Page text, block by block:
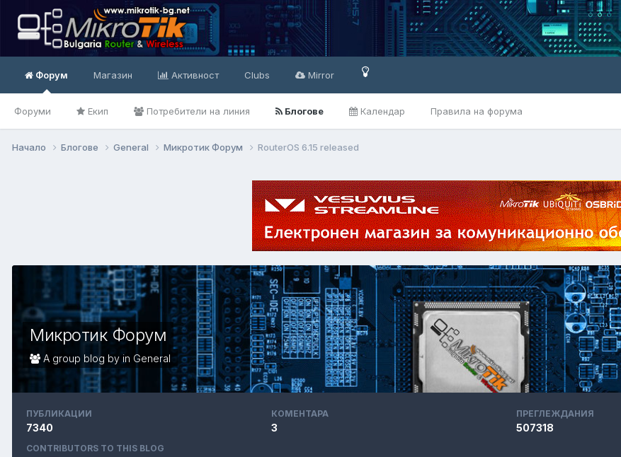
Форум
Форуми Екип Потребители на линия Блогове Календар Правила на форума
Магазин Активност Clubs Mirror
Начало Блогове General Микротик Форум RouterOS 6.15 released
Микротик Форум
A group blog by in General
ПУБЛИКАЦИИ
7340
КОМЕНТАРА
3
ПРЕГЛЕЖДАНИЯ
507318
CONTRIBUTORS TO THIS BLOG